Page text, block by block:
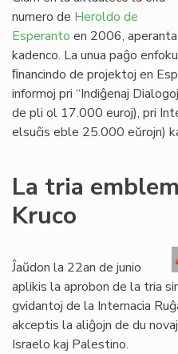
numero de Heroldo de
Esperanto en 2006,
kadenco. La unua paĝo
ﬁnancindo de projektoj en
informoj pri “Indiĝenaj
de pli ol 17.000 euroj), pri
elsuĉis eble 25.000 eŭrojn)
La tria
Kruco
Ĵaŭdon la 22an de junio
aplikis la aprobon de la tria
gvidantoj de la Internacia
akceptis la aliĝojn de du
Israelo kaj Palestino.